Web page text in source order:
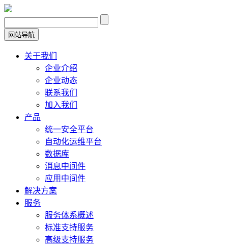
网站导航
关于我们
企业介绍
企业动态
联系我们
加入我们
产品
统一安全平台
自动化运维平台
数据库
消息中间件
应用中间件
解决方案
服务
服务体系概述
标准支持服务
高级支持服务